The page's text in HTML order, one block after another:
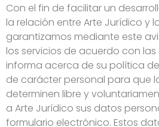
Con el fin de facilitar un
la relación entre Arte Jurídico y
garantizamos mediante este
los servicios de acuerdo con
informa acerca de su política
de carácter personal para que
determinen libre y
a Arte Jurídico sus datos
formulario electrónico. Estos